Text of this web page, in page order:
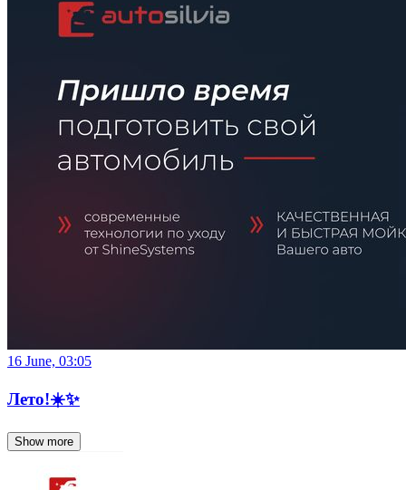
16 June, 03:05
Лето!☀️✨
Show more